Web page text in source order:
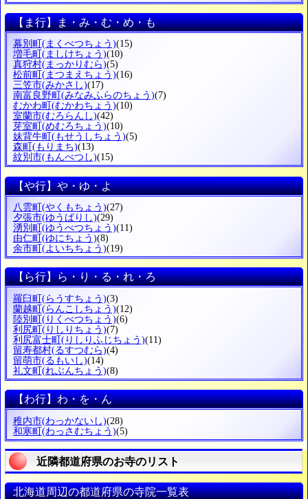
【ま行】ま・み・む・め・も
幕別町 (まくべつちょう)(15)
増毛町 (ましけちょう)(10)
真狩村(まっかりむら)(5)
松前町 (まつまえちょう)(16)
三笠市(みかさし)(17)
南富良野町 (みなみふらのちょう)(7)
むかわ町 (むかわちょう)(10)
室蘭市(むろらんし)(42)
芽室町 (めむろちょう)(10)
妹背牛町 (もせうしちょう)(5)
森町 (もりまち)(13)
紋別市(もんべつし)(15)
【や行】や・ゆ・よ
八雲町 (やくもちょう)(27)
夕張市(ゆうばりし)(29)
湧別町 (ゆうべつちょう)(11)
由仁町 (ゆにちょう)(8)
余市町 (よいちちょう)(19)
【ら行】ら・り・る・れ・ろ
羅臼町 (らうすちょう)(3)
蘭越町 (らんこしちょう)(12)
陸別町 (りくべつちょう)(6)
利尻町 (りしりちょう)(7)
利尻富士町 (りしりふじちょう)(11)
留寿都村(るすつむら)(4)
留萌市(るもいし)(14)
礼文町 (れぶんちょう)(8)
【わ行】わ・を・ん
稚内市(わっかないし)(28)
和寒町(わっさむちょう)(5)
近隣都道府県のお寺のリスト
北海道周辺の都道府県の寺院一覧表